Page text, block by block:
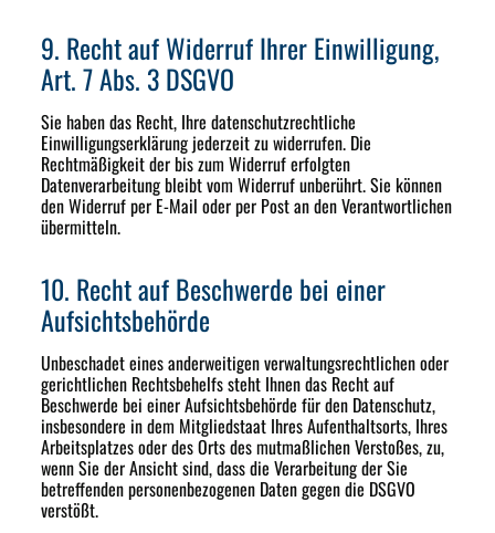
9. Recht auf Widerruf Ihrer Einwilligung,
Art. 7 Abs. 3 DSGVO
Sie haben das Recht, Ihre datenschutzrechtliche
Einwilligungserklärung jederzeit zu widerrufen. Die
Rechtmäßigkeit der bis zum Widerruf erfolgten
Datenverarbeitung bleibt vom Widerruf unberührt. Sie können
den Widerruf per E-Mail oder per Post an den Verantwortlichen
übermitteln.
10. Recht auf Beschwerde bei einer
Aufsichtsbehörde
Unbeschadet eines anderweitigen verwaltungsrechtlichen oder
gerichtlichen Rechtsbehelfs steht Ihnen das Recht auf
Beschwerde bei einer Aufsichtsbehörde für den Datenschutz,
insbesondere in dem Mitgliedstaat Ihres Aufenthaltsorts, Ihres
Arbeitsplatzes oder des Orts des mutmaßlichen Verstoßes, zu,
wenn Sie der Ansicht sind, dass die Verarbeitung der Sie
betreffenden personenbezogenen Daten gegen die DSGVO
verstößt.